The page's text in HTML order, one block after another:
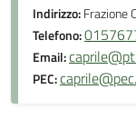
Indirizzo:Frazione
Telefono:
Email:
PEC: